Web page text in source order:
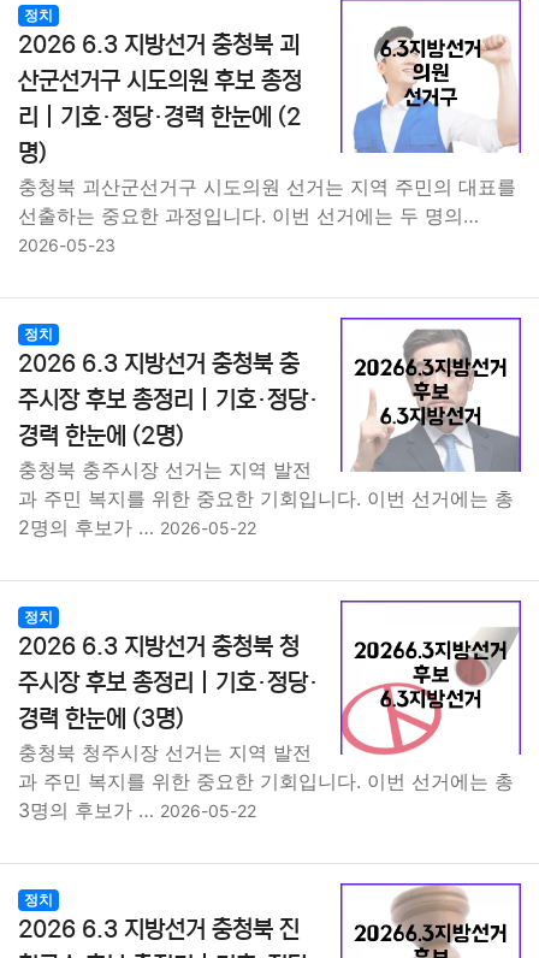
정치
2026 6.3 지방선거 충청북 괴
산군선거구 시도의원 후보 총정
리｜기호·정당·경력 한눈에 (2
명)
충청북 괴산군선거구 시도의원 선거는 지역 주민의 대표를
선출하는 중요한 과정입니다. 이번 선거에는 두 명의…
2026-05-23
정치
2026 6.3 지방선거 충청북 충
주시장 후보 총정리｜기호·정당·
경력 한눈에 (2명)
충청북 충주시장 선거는 지역 발전
과 주민 복지를 위한 중요한 기회입니다. 이번 선거에는 총
2명의 후보가 … 2026-05-22
정치
2026 6.3 지방선거 충청북 청
주시장 후보 총정리｜기호·정당·
경력 한눈에 (3명)
충청북 청주시장 선거는 지역 발전
과 주민 복지를 위한 중요한 기회입니다. 이번 선거에는 총
3명의 후보가 … 2026-05-22
정치
2026 6.3 지방선거 충청북 진